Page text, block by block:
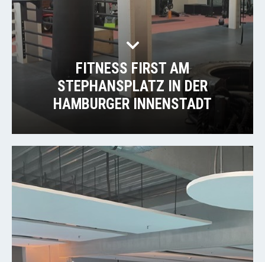
FITNESS FIRST AM
STEPHANSPLATZ IN DER
HAMBURGER INNENSTADT